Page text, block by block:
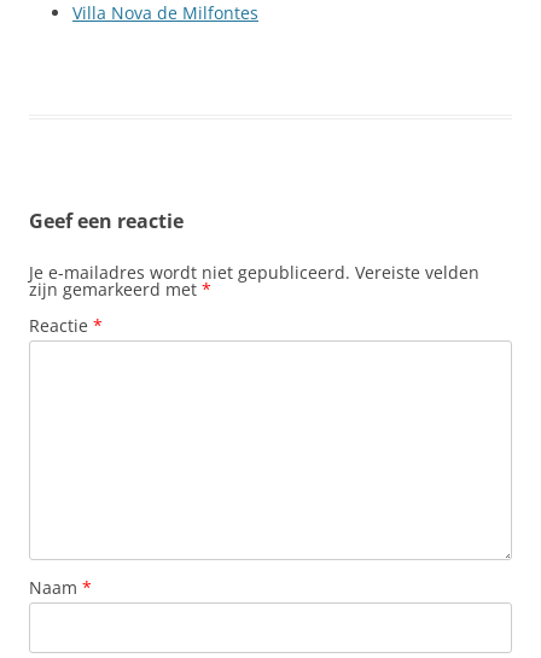
Villa Nova de Milfontes
Geef een reactie
Je e-mailadres wordt niet gepubliceerd. Vereiste velden
zijn gemarkeerd met *
Reactie *
Naam *